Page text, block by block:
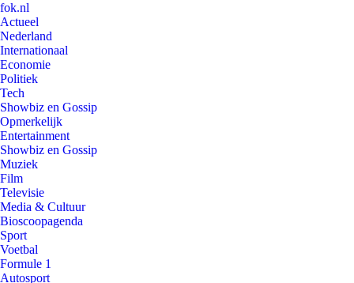
fok.nl
Actueel
Nederland
Internationaal
Economie
Politiek
Tech
Showbiz en Gossip
Opmerkelijk
Entertainment
Showbiz en Gossip
Muziek
Film
Televisie
Media & Cultuur
Bioscoopagenda
Sport
Voetbal
Formule 1
Autosport